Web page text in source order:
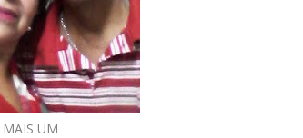
MAIS UM